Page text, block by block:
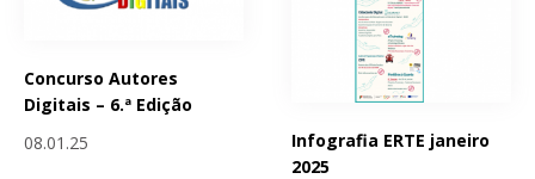
Concurso Autores
Digitais – 6.ª Edição
08.01.25
Infografia ERTE janeiro
2025